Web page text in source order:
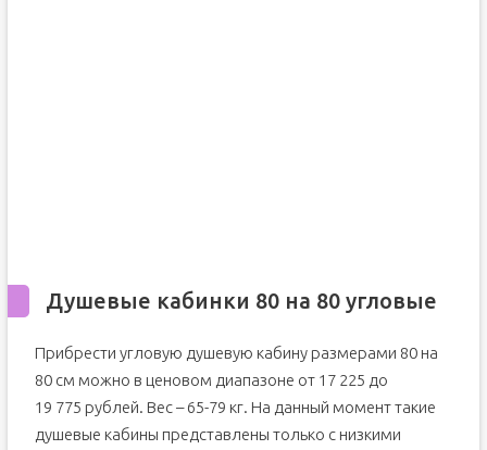
Душевые кабинки 80 на 80 угловые
Прибрести угловую душевую кабину размерами 80 на
80 см можно в ценовом диапазоне от 17 225 до
19 775 рублей. Вес – 65-79 кг. На данный момент такие
душевые кабины представлены только с низкими